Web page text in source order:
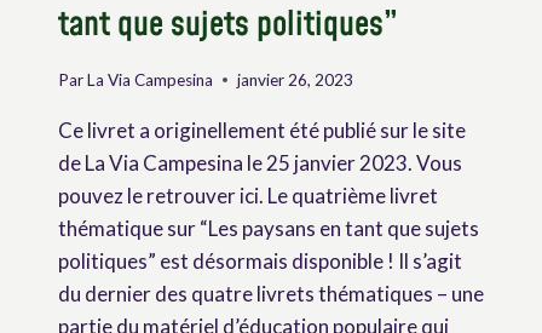
tant que sujets politiques”
ParLa Via Campesina janvier 26, 2023
Ce livret a originellement été publié sur le site
de La Via Campesina le 25 janvier 2023. Vous
pouvez le retrouver ici. Le quatrième livret
thématique sur “Les paysans en tant que sujets
politiques” est désormais disponible ! Il s’agit
du dernier des quatre livrets thématiques – une
partie du matériel d’éducation populaire qui